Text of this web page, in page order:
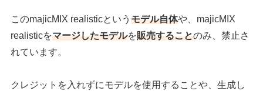
このmajicMIX realisticというモデル自体や、majicMIX
realisticをマージしたモデルを販売することのみ、禁止さ
れています。
クレジットを入れずにモデルを使用することや、生成し